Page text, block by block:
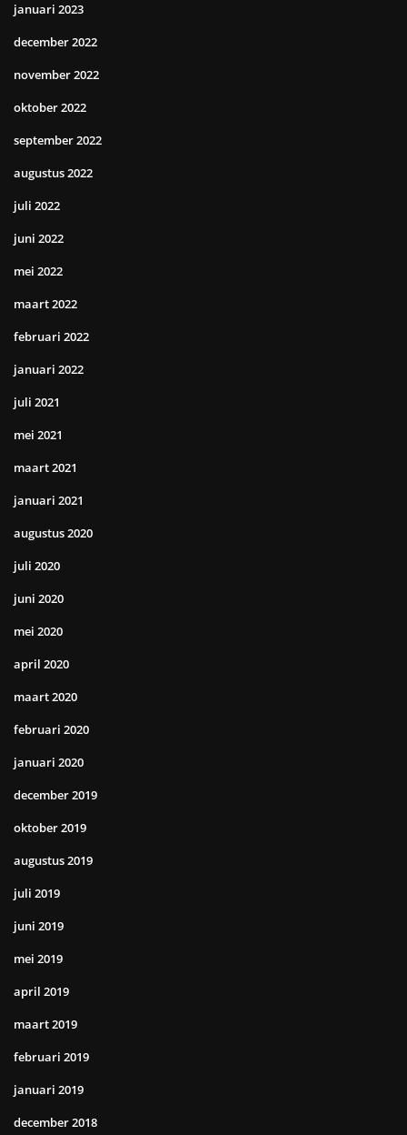
januari 2023
december 2022
november 2022
oktober 2022
september 2022
augustus 2022
juli 2022
juni 2022
mei 2022
maart 2022
februari 2022
januari 2022
juli 2021
mei 2021
maart 2021
januari 2021
augustus 2020
juli 2020
juni 2020
mei 2020
april 2020
maart 2020
februari 2020
januari 2020
december 2019
oktober 2019
augustus 2019
juli 2019
juni 2019
mei 2019
april 2019
maart 2019
februari 2019
januari 2019
december 2018